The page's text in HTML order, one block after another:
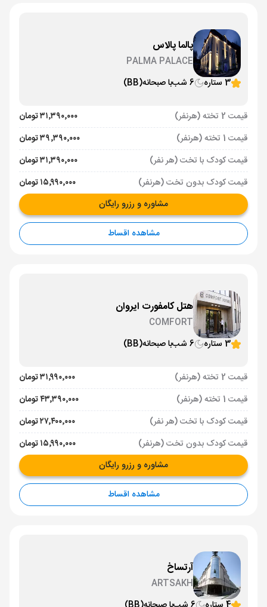
پالما پالاس
PALMA PALACE
3 ستاره
6 شب با صبحانه(BB)
قیمت 2 تخته (هرنفر)
۳۱٬۳۹۰٬۰۰۰ تومان
قیمت 1 تخته (هرنفر)
۳۹٬۳۹۰٬۰۰۰ تومان
قیمت کودک با تخت (هر نفر)
۳۱٬۳۹۰٬۰۰۰ تومان
قیمت کودک بدون تخت (هرنفر)
۱۵٬۹۹۰٬۰۰۰ تومان
مشاوره و رزرو رایگان
مشاهده اقساط
هتل کامفورت ایروان
COMFORT
3 ستاره
6 شب با صبحانه(BB)
قیمت 2 تخته (هرنفر)
۳۱٬۹۹۰٬۰۰۰ تومان
قیمت 1 تخته (هرنفر)
۴۳٬۳۹۰٬۰۰۰ تومان
قیمت کودک با تخت (هر نفر)
۲۷٬۴۰۰٬۰۰۰ تومان
قیمت کودک بدون تخت (هرنفر)
۱۵٬۹۹۰٬۰۰۰ تومان
مشاوره و رزرو رایگان
مشاهده اقساط
آرتساخ
ARTSAKH